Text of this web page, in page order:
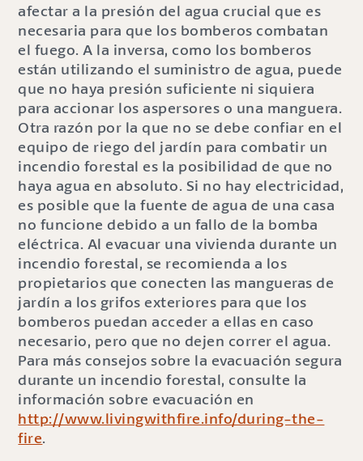
afectar a la presión del agua crucial que es
necesaria para que los bomberos combatan
el fuego. A la inversa, como los bomberos
están utilizando el suministro de agua, puede
que no haya presión suficiente ni siquiera
para accionar los aspersores o una manguera.
Otra razón por la que no se debe confiar en el
equipo de riego del jardín para combatir un
incendio forestal es la posibilidad de que no
haya agua en absoluto. Si no hay electricidad,
es posible que la fuente de agua de una casa
no funcione debido a un fallo de la bomba
eléctrica. Al evacuar una vivienda durante un
incendio forestal, se recomienda a los
propietarios que conecten las mangueras de
jardín a los grifos exteriores para que los
bomberos puedan acceder a ellas en caso
necesario, pero que no dejen correr el agua.
Para más consejos sobre la evacuación segura
durante un incendio forestal, consulte la
información sobre evacuación en
http://www.livingwithfire.info/during-the-
fire.